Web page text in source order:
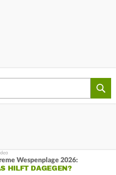
Wespenplage 2026:
HILFT DAGEGEN?